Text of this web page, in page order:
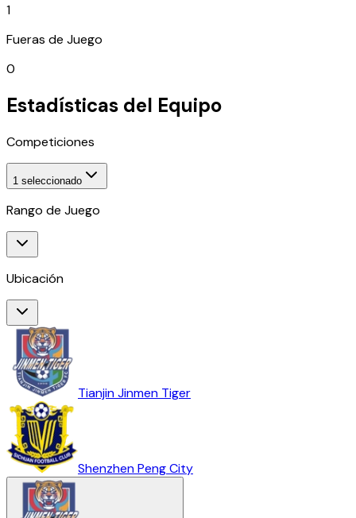
1
Fueras de Juego
0
Estadísticas del Equipo
Competiciones
1 seleccionado
Rango de Juego
Ubicación
Tianjin Jinmen Tiger
Shenzhen Peng City